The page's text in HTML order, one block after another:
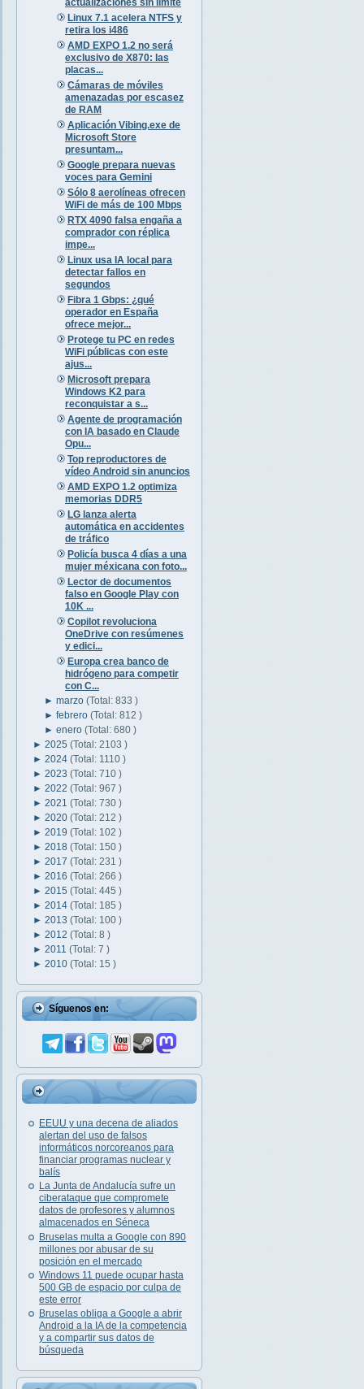
Linux 7.1 acelera NTFS y
retira los i486
AMD EXPO 1.2 no será
exclusivo de X870: las
placas...
Cámaras de móviles
amenazadas por escasez
de RAM
Aplicación Vibing.exe de
Microsoft Store
presuntam...
Google prepara nuevas
voces para Gemini
Sólo 8 aerolíneas ofrecen
WiFi de más de 100 Mbps
RTX 4090 falsa engaña a
comprador con réplica
impe...
Linux usa IA local para
detectar fallos en
segundos
Fibra 1 Gbps: ¿qué
operador en España
ofrece mejor...
Protege tu PC en redes
WiFi públicas con este
ajus...
Microsoft prepara
Windows K2 para
reconquistar a s...
Agente de programación
con IA basado en Claude
Opu...
Top reproductores de
vídeo Android sin anuncios
AMD EXPO 1.2 optimiza
memorias DDR5
LG lanza alerta
automática en accidentes
de tráfico
Policía busca 4 días a una
mujer méxicana con foto...
Lector de documentos
falso en Google Play con
10K ...
Copilot revoluciona
OneDrive con resúmenes
y edici...
Europa crea banco de
hidrógeno para competir
con C...
►marzo(Total: 833 )
►febrero(Total: 812 )
►enero(Total: 680 )
► 2025 (Total: 2103 )
► 2024 (Total: 1110 )
► 2023 (Total: 710 )
► 2022 (Total: 967 )
► 2021 (Total: 730 )
► 2020 (Total: 212 )
► 2019 (Total: 102 )
► 2018 (Total: 150 )
► 2017 (Total: 231 )
► 2016 (Total: 266 )
► 2015 (Total: 445 )
► 2014 (Total: 185 )
► 2013 (Total: 100 )
► 2012 (Total: 8 )
► 2011 (Total: 7 )
► 2010 (Total: 15 )
Síguenos en:
EEUU y una decena de aliados
alertan del uso de falsos
informáticos norcoreanos para
financiar programas nuclear y
balís
La Junta de Andalucía sufre un
ciberataque que compromete
datos de profesores y alumnos
almacenados en Séneca
Bruselas multa a Google con 890
millones por abusar de su
posición en el mercado
Windows 11 puede ocupar hasta
500 GB de espacio por culpa de
este error
Bruselas obliga a Google a abrir
Android a la IA de la competencia
y a compartir sus datos de
búsqueda